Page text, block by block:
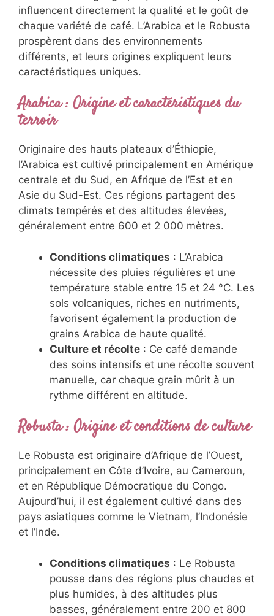
influencent directement la qualité et le goût de
chaque variété de café. L’Arabica et le Robusta
prospèrent dans des environnements
différents, et leurs origines expliquent leurs
caractéristiques uniques.
Arabica : Origine et caractéristiques du
terroir
Originaire des hauts plateaux d’Éthiopie,
l’Arabica est cultivé principalement en Amérique
centrale et du Sud, en Afrique de l’Est et en
Asie du Sud-Est. Ces régions partagent des
climats tempérés et des altitudes élevées,
généralement entre 600 et 2 000 mètres.
Conditions climatiques : L’Arabica
nécessite des pluies régulières et une
température stable entre 15 et 24 °C. Les
sols volcaniques, riches en nutriments,
favorisent également la production de
grains Arabica de haute qualité.
Culture et récolte : Ce café demande
des soins intensifs et une récolte souvent
manuelle, car chaque grain mûrit à un
rythme différent en altitude.
Robusta : Origine et conditions de culture
Le Robusta est originaire d’Afrique de l’Ouest,
principalement en Côte d’Ivoire, au Cameroun,
et en République Démocratique du Congo.
Aujourd’hui, il est également cultivé dans des
pays asiatiques comme le Vietnam, l’Indonésie
et l’Inde.
Conditions climatiques : Le Robusta
pousse dans des régions plus chaudes et
plus humides, à des altitudes plus
basses, généralement entre 200 et 800